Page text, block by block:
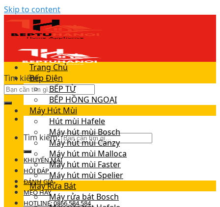
Skip to content
Tìm kiếm:
Tìm kiếm:
KHUYẾN MÃI
HỎI ĐÁP
ĐÁNH GIÁ
MẸO HAY
HOTLINE: 0866.584.584
Trang Chủ
Bếp Điện
BẾP TỪ
BẾP HỒNG NGOẠI
Máy Hút Mùi
Hút mùi Hafele
Máy hút mùi Bosch
Máy hút mùi Canzy
Máy hút mùi Malloca
Máy hút mùi Faster
Máy hút mùi Spelier
Máy Rửa Bát
Máy rửa bát Bosch